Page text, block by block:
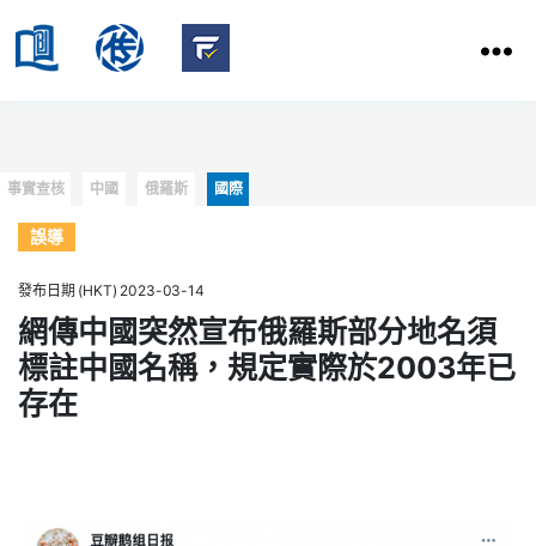
HKBU
of
Communication
Categories
事實查核 中國 俄羅斯 國際
誤導
發布日期 (HKT) 2023-03-14
網傳中國突然宣布俄羅斯部分地名須
標註中國名稱，規定實際於2003年已
存在